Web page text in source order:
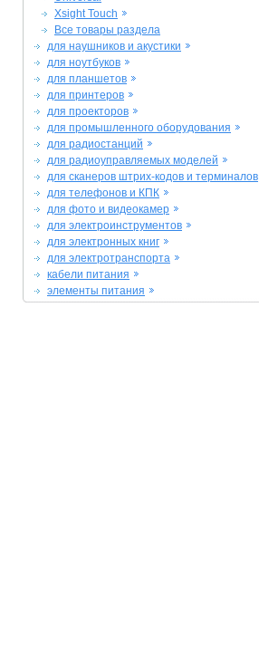
Xsight Touch
Все товары раздела
для наушников и акустики
для ноутбуков
для планшетов
для принтеров
для проекторов
для промышленного оборудования
для радиостанций
для радиоуправляемых моделей
для сканеров штрих-кодов и терминалов
для телефонов и КПК
для фото и видеокамер
для электроинструментов
для электронных книг
для электротранспорта
кабели питания
элементы питания